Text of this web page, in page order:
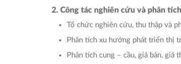
2. Công tác nghiên cứu và phân
Tổ chức nghiên cứu, thu thập và
Phân tích xu hướng phát triển thị
Phân tích cung – cầu, giá bán, giá